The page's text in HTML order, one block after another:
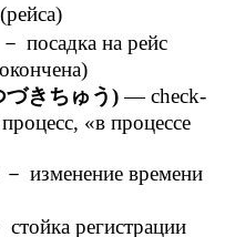
－ посадка на рейс
づきちゅう)— check-
«в процессе
－ изменение времени
стойка регистрации